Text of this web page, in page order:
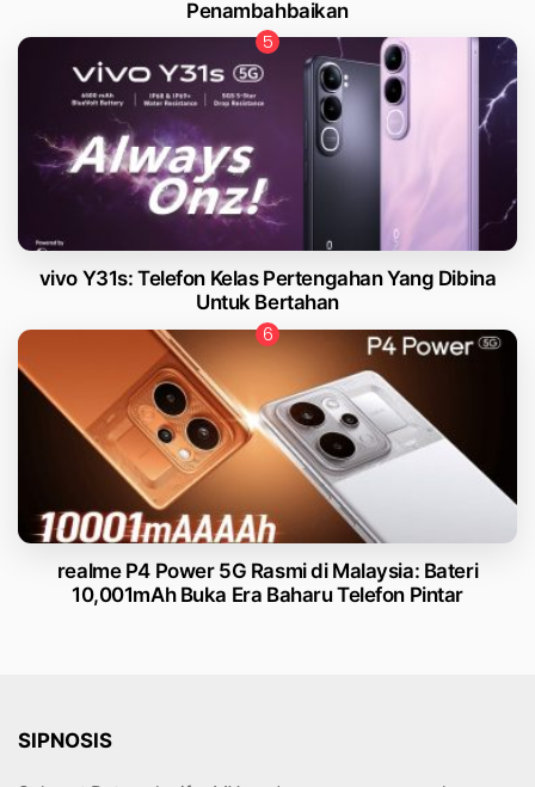
Penambahbaikan
vivo Y31s: Telefon Kelas Pertengahan Yang Dibina
Untuk Bertahan
realme P4 Power 5G Rasmi di Malaysia: Bateri
10,001mAh Buka Era Baharu Telefon Pintar
SIPNOSIS